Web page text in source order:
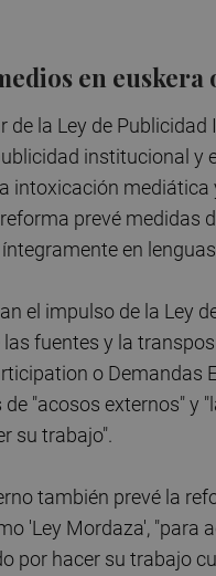
en euskera
la Ley de
institucional y
intoxicación
prevé medidas
en
el impulso de la Ley
fuentes y la
o Demandas
"acosos externos" y
su trabajo".
también prevé la
'Ley Mordaza', "para
por hacer su trabajo